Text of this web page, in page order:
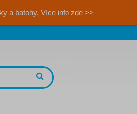
a batohy. Více info zde >>